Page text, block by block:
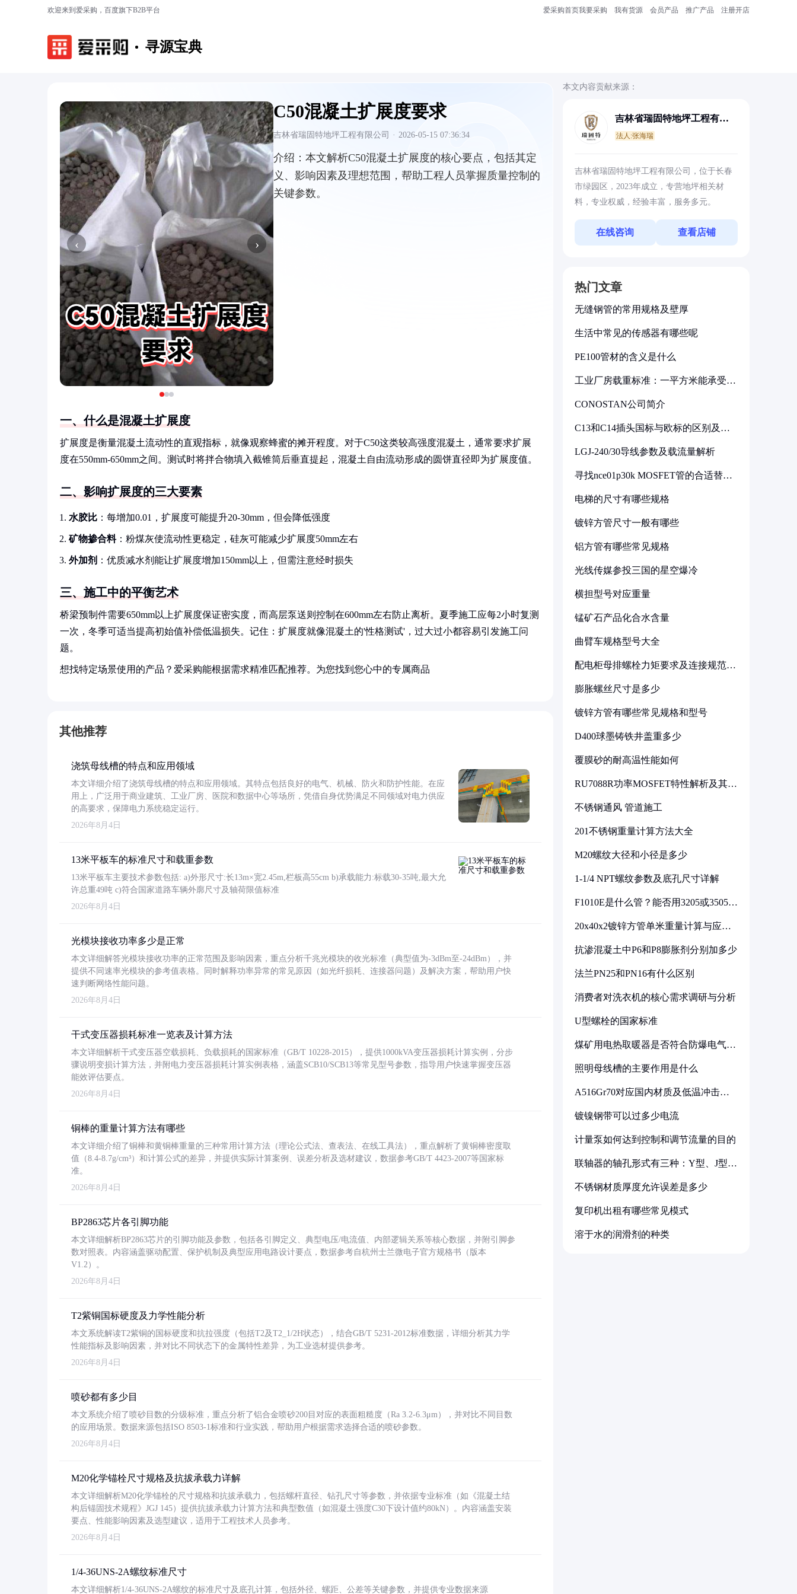
欢迎来到爱采购，百度旗下B2B平台 爱采购首页我要采购 我有货源 会员产品 推广产品 注册开店
寻源宝典
‹ ›
C50混凝土扩展度要求
吉林省瑞固特地坪工程有限公司 · 2026-05-15 07:36:34
介绍： 本文解析C50混凝土扩展度的核心要点，包括其定
义、影响因素及理想范围，帮助工程人员掌握质量控制的
关键参数。
一、什么是混凝土扩展度
扩展度是衡量混凝土流动性的直观指标，就像观察蜂蜜的摊开程度。对于C50这类较高强度混凝土，通常要求扩展
度在550mm-650mm之间。测试时将拌合物填入截锥筒后垂直提起，混凝土自由流动形成的圆饼直径即为扩展度值。
二、影响扩展度的三大要素
水胶比 ：每增加0.01，扩展度可能提升20-30mm，但会降低强度
矿物掺合料：粉煤灰使流动性更稳定，硅灰可能减少扩展度50mm左右
外加剂 ：优质减水剂能让扩展度增加150mm以上，但需注意经时损失
三、施工中的平衡艺术
桥梁预制件需要650mm以上扩展度保证密实度，而高层泵送则控制在600mm左右防止离析。夏季施工应每2小时复测
一次，冬季可适当提高初始值补偿低温损失。记住：扩展度就像混凝土的'性格测试'，过大过小都容易引发施工问
题。
想找特定场景使用的产品？爱采购能根据需求精准匹配推荐。为您找到您心中的专属商品
其他推荐
浇筑母线槽的特点和应用领域
本文详细介绍了浇筑母线槽的特点和应用领域。其特点包括良好的电气、机械、防火和防护性能。在应
用上，广泛用于商业建筑、工业厂房、医院和数据中心等场所，凭借自身优势满足不同领域对电力供应
的高要求，保障电力系统稳定运行。
2026年8月4日
13米平板车的标准尺寸和载重参数
13米平板车主要技术参数包括: a)外形尺寸:长13m×宽2.45m,栏板高55cm b)承载能力:标载30-35吨,最大允
许总重49吨 c)符合国家道路车辆外廓尺寸及轴荷限值标准
2026年8月4日
光模块接收功率多少是正常
本文详细解答光模块接收功率的正常范围及影响因素，重点分析千兆光模块的收光标准（典型值为-3dBm至-24dBm），并
提供不同速率光模块的参考值表格。同时解释功率异常的常见原因（如光纤损耗、连接器问题）及解决方案，帮助用户快
速判断网络性能问题。
2026年8月4日
干式变压器损耗标准一览表及计算方法
本文详细解析干式变压器空载损耗、负载损耗的国家标准（GB/T 10228-2015），提供1000kVA变压器损耗计算实例，分步
骤说明变损计算方法，并附电力变压器损耗计算实例表格，涵盖SCB10/SCB13等常见型号参数，指导用户快速掌握变压器
能效评估要点。
2026年8月4日
铜棒的重量计算方法有哪些
本文详细介绍了铜棒和黄铜棒重量的三种常用计算方法（理论公式法、查表法、在线工具法），重点解析了黄铜棒密度取
值（8.4-8.7g/cm³）和计算公式的差异，并提供实际计算案例、误差分析及选材建议，数据参考GB/T 4423-2007等国家标
准。
2026年8月4日
BP2863芯片各引脚功能
本文详细解析BP2863芯片的引脚功能及参数，包括各引脚定义、典型电压/电流值、内部逻辑关系等核心数据，并附引脚参
数对照表。内容涵盖驱动配置、保护机制及典型应用电路设计要点，数据参考自杭州士兰微电子官方规格书（版本
V1.2）。
2026年8月4日
T2紫铜国标硬度及力学性能分析
本文系统解读T2紫铜的国标硬度和抗拉强度（包括T2及T2_1/2H状态），结合GB/T 5231-2012标准数据，详细分析其力学
性能指标及影响因素，并对比不同状态下的金属特性差异，为工业选材提供参考。
2026年8月4日
喷砂都有多少目
本文系统介绍了喷砂目数的分级标准，重点分析了铝合金喷砂200目对应的表面粗糙度（Ra 3.2-6.3μm），并对比不同目数
的应用场景。数据来源包括ISO 8503-1标准和行业实践，帮助用户根据需求选择合适的喷砂参数。
2026年8月4日
M20化学锚栓尺寸规格及抗拔承载力详解
本文详细解析M20化学锚栓的尺寸规格和抗拔承载力，包括螺杆直径、钻孔尺寸等参数，并依据专业标准（如《混凝土结
构后锚固技术规程》JGJ 145）提供抗拔承载力计算方法和典型数值（如混凝土强度C30下设计值约80kN）。内容涵盖安装
要点、性能影响因素及选型建议，适用于工程技术人员参考。
2026年8月4日
1/4-36UNS-2A螺纹标准尺寸
本文详细解析1/4-36UNS-2A螺纹的标准尺寸及底孔计算，包括外径、螺距、公差等关键参数，并提供专业数据来源
本文内容贡献来源：
吉林省瑞固特地坪工程有限
法人:张海瑞
吉林省瑞固特地坪工程有限公司，位于长春
市绿园区，2023年成立，专营地坪相关材
料，专业权威，经验丰富，服务多元。
在线咨询 查看店铺
热门文章
无缝钢管的常用规格及壁厚
生活中常见的传感器有哪些呢
PE100管材的含义是什么
工业厂房载重标准：一平方米能承受多
CONOSTAN公司简介
C13和C14插头国标与欧标的区别及其
LGJ-240/30导线参数及载流量解析
寻找nce01p30k MOSFET管的合适替代
电梯的尺寸有哪些规格
镀锌方管尺寸一般有哪些
铝方管有哪些常见规格
光线传媒参投三国的星空爆冷
横担型号对应重量
锰矿石产品化合水含量
曲臂车规格型号大全
配电柜母排螺栓力矩要求及连接规范详
膨胀螺丝尺寸是多少
镀锌方管有哪些常见规格和型号
D400球墨铸铁井盖重多少
覆膜砂的耐高温性能如何
RU7088R功率MOSFET特性解析及其在
不锈钢通风 管道施工
201不锈钢重量计算方法大全
M20螺纹大径和小径是多少
1-1/4 NPT螺纹参数及底孔尺寸详解
F1010E是什么管？能否用3205或3505代
20x40x2镀锌方管单米重量计算与应用
抗渗混凝土中P6和P8膨胀剂分别加多少
法兰PN25和PN16有什么区别
消费者对洗衣机的核心需求调研与分析
U型螺栓的国家标准
煤矿用电热取暖器是否符合防爆电气设
照明母线槽的主要作用是什么
A516Gr70对应国内材质及低温冲击要
镀镍钢带可以过多少电流
计量泵如何达到控制和调节流量的目的
联轴器的轴孔形式有三种：Y型、J型、
不锈钢材质厚度允许误差是多少
复印机出租有哪些常见模式
溶于水的润滑剂的种类